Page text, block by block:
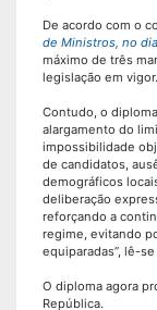
De acordo com o
de Ministros, no
máximo de três
legislação em vigor.
Contudo, o
alargamento do
impossibilidade
de candidatos,
demográficos
deliberação
reforçando a
regime, evitando
equiparadas”, lê-
O diploma agora
República.